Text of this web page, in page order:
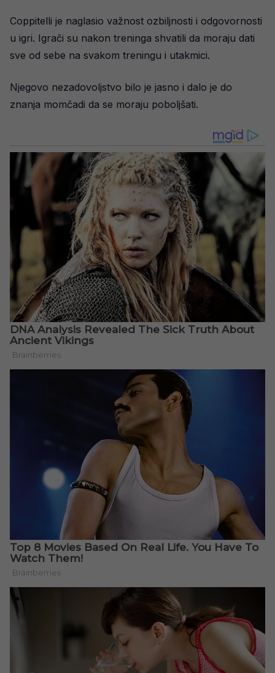
Coppitelli je naglasio važnost ozbiljnosti i odgovornosti
u igri. Igrači su nakon treninga shvatili da moraju dati
sve od sebe na svakom treningu i utakmici.
Njegovo nezadovoljstvo bilo je jasno i dalo je do
znanja momčadi da se moraju poboljšati.